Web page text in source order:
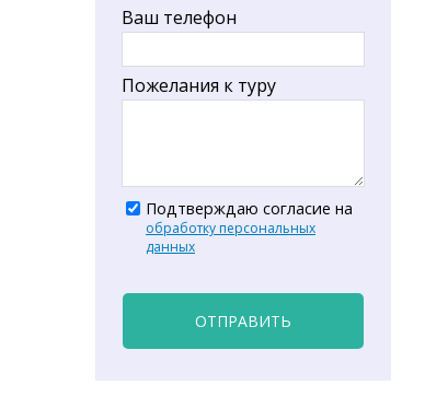
Ваш телефон
Пожелания к туру
Подтверждаю согласие на
обработку персональных
данных
ОТПРАВИТЬ